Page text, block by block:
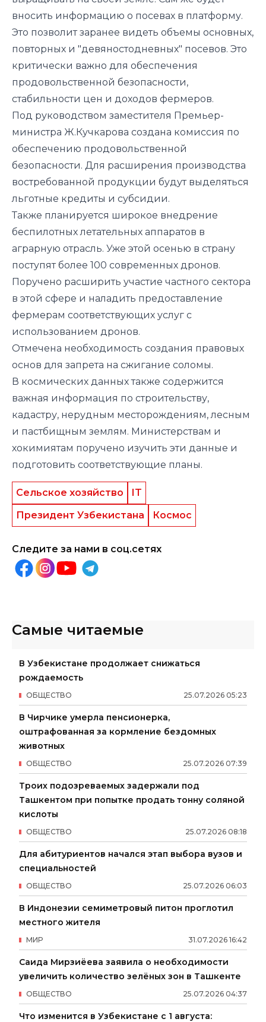
вносить информацию о посевах в платформу.
Это позволит заранее видеть объемы основных,
повторных и "девяностодневных" посевов. Это
критически важно для обеспечения
продовольственной безопасности,
стабильности цен и доходов фермеров.
Под руководством заместителя Премьер-
министра Ж.Кучкарова создана комиссия по
обеспечению продовольственной
безопасности. Для расширения производства
востребованной продукции будут выделяться
льготные кредиты и субсидии.
Также планируется широкое внедрение
беспилотных летательных аппаратов в
аграрную отрасль. Уже этой осенью в страну
поступят более 100 современных дронов.
Поручено расширить участие частного сектора
в этой сфере и наладить предоставление
фермерам соответствующих услуг с
использованием дронов.
Отмечена необходимость создания правовых
основ для запрета на сжигание соломы.
В космических данных также содержится
важная информация по строительству,
кадастру, нерудным месторождениям, лесным
и пастбищным землям. Министерствам и
хокимиятам поручено изучить эти данные и
подготовить соответствующие планы.
Сельское хозяйство
IT
Президент Узбекистана
Космос
Следите за нами в соц.сетях
Самые читаемые
В Узбекистане продолжает снижаться
рождаемость
25.07.2026 05:23
ОБЩЕСТВО
В Чирчике умерла пенсионерка,
оштрафованная за кормление бездомных
животных
25.07.2026 07:39
ОБЩЕСТВО
Троих подозреваемых задержали под
Ташкентом при попытке продать тонну соляной
кислоты
25.07.2026 08:18
ОБЩЕСТВО
Для абитуриентов начался этап выбора вузов и
специальностей
25.07.2026 06:03
ОБЩЕСТВО
В Индонезии семиметровый питон проглотил
местного жителя
31.07.2026 16:42
МИР
Саида Мирзиёева заявила о необходимости
увеличить количество зелёных зон в Ташкенте
25.07.2026 04:37
ОБЩЕСТВО
Что изменится в Узбекистане с 1 августа: